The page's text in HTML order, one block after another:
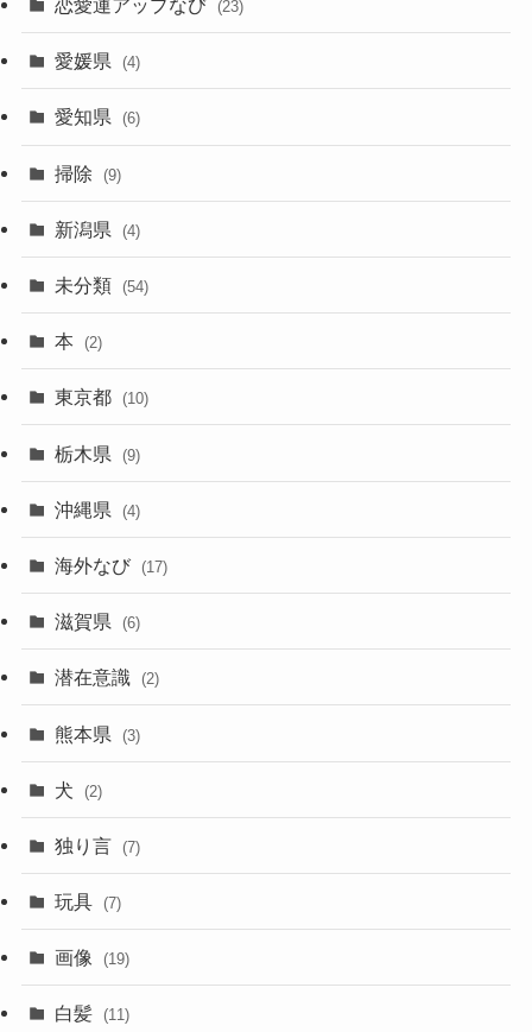
恋愛運アップなび (23)
愛媛県 (4)
愛知県 (6)
掃除 (9)
新潟県 (4)
未分類 (54)
本 (2)
東京都 (10)
栃木県 (9)
沖縄県 (4)
海外なび (17)
滋賀県 (6)
潜在意識 (2)
熊本県 (3)
犬 (2)
独り言 (7)
玩具 (7)
画像 (19)
白髪 (11)